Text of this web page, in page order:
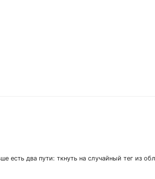
есть два пути: ткнуть на случайный тег из